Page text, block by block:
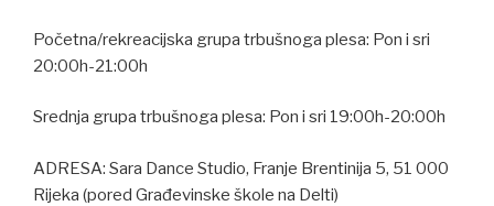
Početna/rekreacijska grupa trbušnoga plesa: Pon i sri
20:00h-21:00h
Srednja grupa trbušnoga plesa: Pon i sri 19:00h-20:00h
ADRESA: Sara Dance Studio, Franje Brentinija 5, 51 000
Rijeka (pored Građevinske škole na Delti)